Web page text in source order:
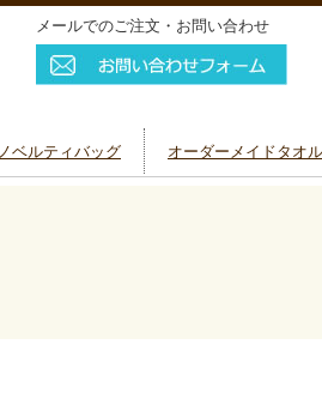
メールでのご注文・お問い合わせ
ノベルティバッグ オーダーメイドタオル